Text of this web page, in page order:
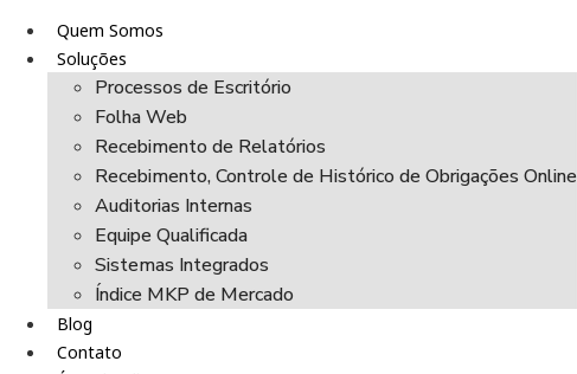
Quem Somos
Soluções
Processos de Escritório
Folha Web
Recebimento de Relatórios
Recebimento, Controle de Histórico de Obrigações Online
Auditorias Internas
Equipe Qualificada
Sistemas Integrados
Índice MKP de Mercado
Blog
Contato